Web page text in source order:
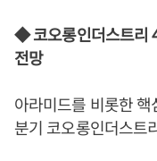
◆ 코오롱인더스트리
전망
아라미드를 비롯한
분기 코오롱인더스트